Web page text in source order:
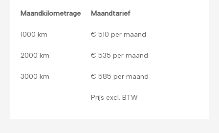
Maandkilometrage Maandtarief
1000 km € 510 per maand
2000 km € 535 per maand
3000 km € 585 per maand
Prijs excl. BTW